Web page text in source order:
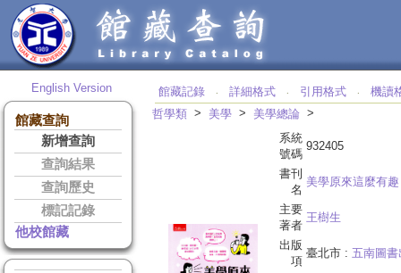
English Version
館藏查詢
新增查詢
查詢結果
查詢歷史
標記記錄
他校館藏
館藏記錄 ‧ 詳細格式 ‧ 引用格式 ‧
機讀
哲學類 > 美學 > 美學總論 >
系統
號碼
932405
書刊
名
美學原來這麼有趣
主要
著者
王樹生
出版
項
臺北市 : 五南圖